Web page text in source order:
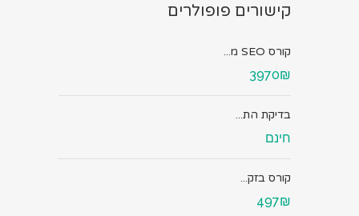
קישורים פופולרים
קורס SEO מ...
3970₪
בדיקת הת...
חינם
קורס בזק...
497₪